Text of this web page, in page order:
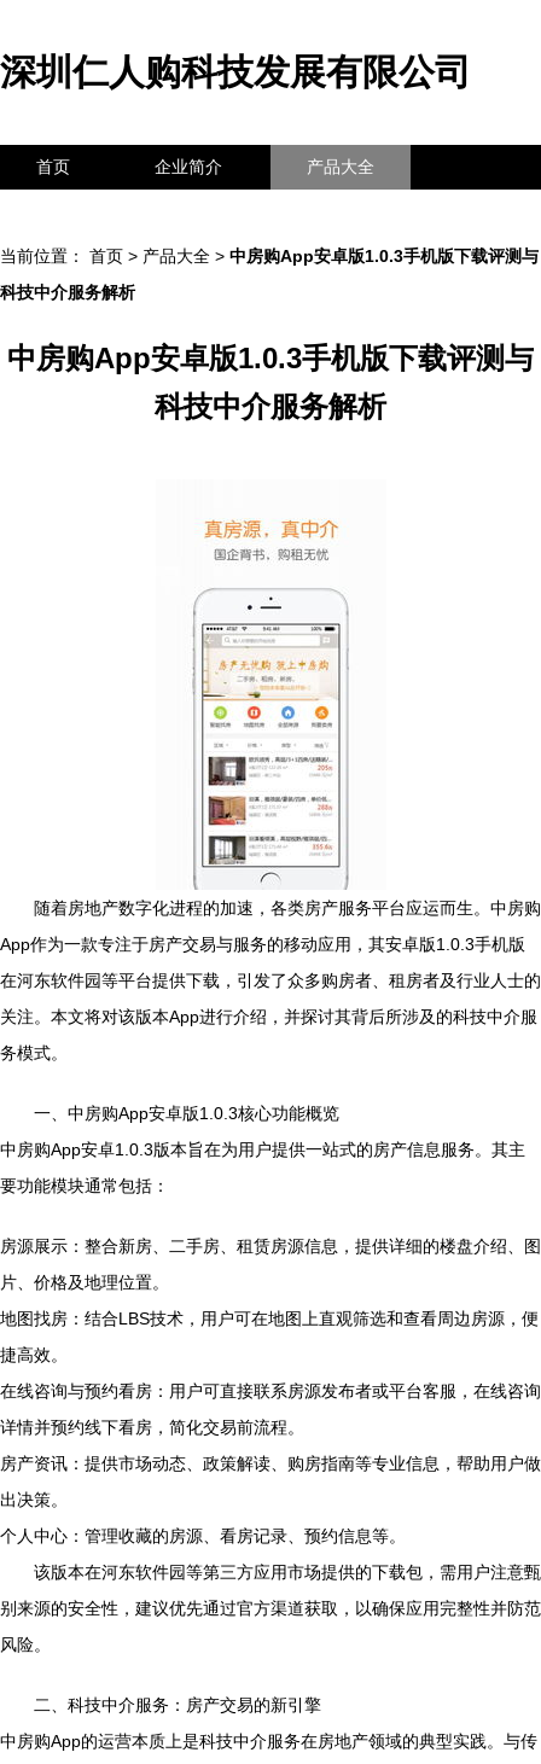
深圳仁人购科技发展有限公司
首页 企业简介 产品大全
当前位置： 首页 > 产品大全 > 中房购App安卓版1.0.3手机版下载评测与
科技中介服务解析
中房购App安卓版1.0.3手机版下载评测与
科技中介服务解析
随着房地产数字化进程的加速，各类房产服务平台应运而生。中房购
App作为一款专注于房产交易与服务的移动应用，其安卓版1.0.3手机版
在河东软件园等平台提供下载，引发了众多购房者、租房者及行业人士的
关注。本文将对该版本App进行介绍，并探讨其背后所涉及的科技中介服
务模式。
一、中房购App安卓版1.0.3核心功能概览
中房购App安卓1.0.3版本旨在为用户提供一站式的房产信息服务。其主
要功能模块通常包括：
房源展示：整合新房、二手房、租赁房源信息，提供详细的楼盘介绍、图
片、价格及地理位置。
地图找房：结合LBS技术，用户可在地图上直观筛选和查看周边房源，便
捷高效。
在线咨询与预约看房：用户可直接联系房源发布者或平台客服，在线咨询
详情并预约线下看房，简化交易前流程。
房产资讯：提供市场动态、政策解读、购房指南等专业信息，帮助用户做
出决策。
个人中心：管理收藏的房源、看房记录、预约信息等。
该版本在河东软件园等第三方应用市场提供的下载包，需用户注意甄
别来源的安全性，建议优先通过官方渠道获取，以确保应用完整性并防范
风险。
二、科技中介服务：房产交易的新引擎
中房购App的运营本质上是科技中介服务在房地产领域的典型实践。与传